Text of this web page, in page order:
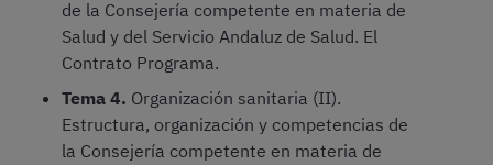
de la Consejería competente en materia de
Salud y del Servicio Andaluz de Salud. El
Contrato Programa.
Tema 4. Organización sanitaria (II).
Estructura, organización y competencias de
la Consejería competente en materia de